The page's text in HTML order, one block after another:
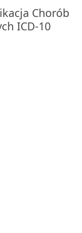
Chorób
ICD-10